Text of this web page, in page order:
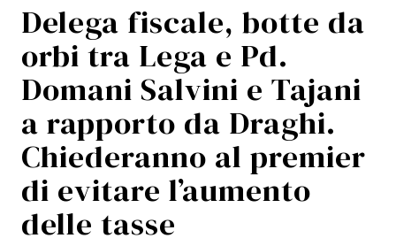
Delega fiscale, botte da
orbi tra Lega e Pd.
Domani Salvini e Tajani
a rapporto da Draghi.
Chiederanno al premier
di evitare l’aumento
delle tasse